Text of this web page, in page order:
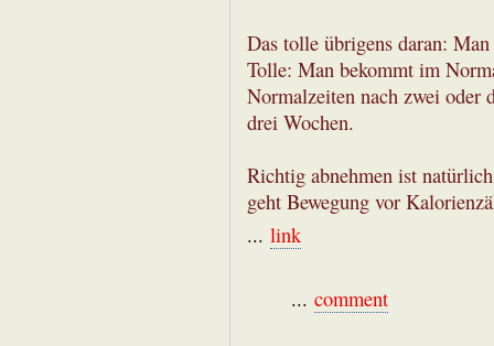
Das tolle übrigens daran:
Tolle: Man bekommt im
Normalzeiten nach zwei oder
drei Wochen.
Richtig abnehmen ist
geht Bewegung vor
... link
... comment